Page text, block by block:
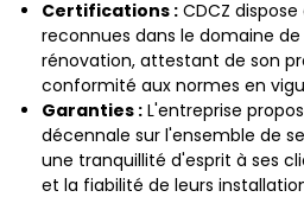
Certifications : CDCZ
reconnues dans le domaine
rénovation, attestant de son
conformité aux normes en
Garanties : L'entreprise
décennale sur l'ensemble de
une tranquillité d'esprit à ses
et la fiabilité de leurs